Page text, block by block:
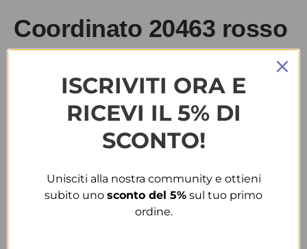
Coordinato 20463 rosso
COLORE
ISCRIVITI ORA E
RICEVI IL 5% DI
SCONTO!
Unisciti alla nostra community e ottieni
subito uno sconto del 5% sul tuo primo
ordine.